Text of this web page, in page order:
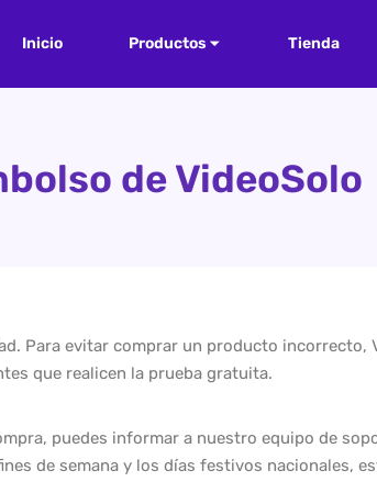
Inicio Productos Tienda
de VideoSolo
Para evitar comprar un producto incorrecto,
que realicen la prueba gratuita.
puedes informar a nuestro equipo de
de semana y los días festivos nacionales,